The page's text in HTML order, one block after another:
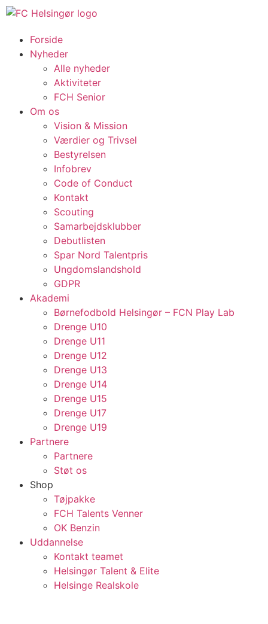
Forside
Nyheder
Alle nyheder
Aktiviteter
FCH Senior
Om os
Vision & Mission
Værdier og Trivsel
Bestyrelsen
Infobrev
Code of Conduct
Kontakt
Scouting
Samarbejdsklubber
Debutlisten
Spar Nord Talentpris
Ungdomslandshold
GDPR
Akademi
Børnefodbold Helsingør – FCN Play Lab
Drenge U10
Drenge U11
Drenge U12
Drenge U13
Drenge U14
Drenge U15
Drenge U17
Drenge U19
Partnere
Partnere
Støt os
Shop
Tøjpakke
FCH Talents Venner
OK Benzin
Uddannelse
Kontakt teamet
Helsingør Talent & Elite
Helsinge Realskole